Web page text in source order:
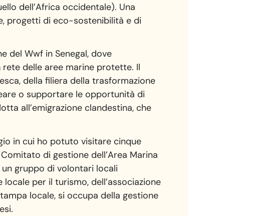
dell’Africa occidentale). Una
progetti di eco-sostenibilità e di
del Wwf in Senegal, dove
rete delle aree marine protette. Il
della filiera della trasformazione
o supportare le opportunità di
all’emigrazione clandestina, che
in cui ho potuto visitare cinque
di gestione dell’Area Marina
gruppo di volontari locali
per il turismo, dell’associazione
locale, si occupa della gestione